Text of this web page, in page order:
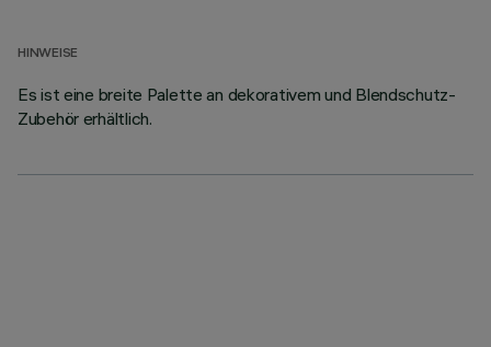
HINWEISE
Es ist eine breite Palette an dekorativem und Blendschutz-
Zubehör erhältlich.